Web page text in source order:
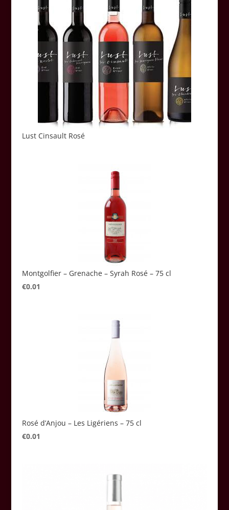
Lust Cinsault Rosé
Montgolfier – Grenache – Syrah Rosé – 75 cl
€0.01
Rosé d’Anjou – Les Ligériens – 75 cl
€0.01